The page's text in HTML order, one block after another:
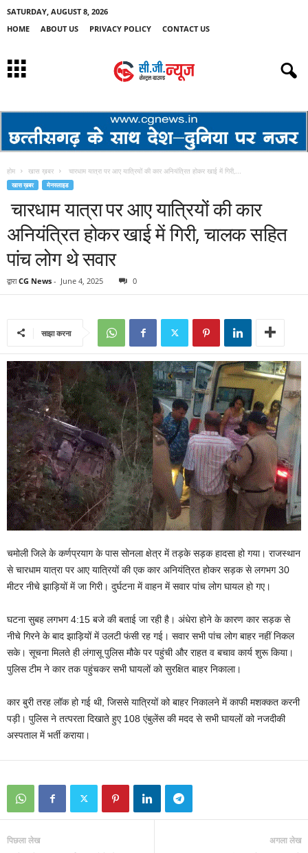
SATURDAY, AUGUST 8, 2026
HOME
ABOUT US PRIVACY POLICY CONTACT US
होम खास ख़बर चारधाम यात्रा पर आए यात्रियों की कार अनियंत्रित होकर खाई में गिरी,...
खास ख़बर मेनस्लाइड
चारधाम यात्रा पर आए यात्रियों की कार
अनियंत्रित होकर खाई में गिरी, चालक सहित
पांच लोग थे सवार
द्वारा CG News - June 4, 2025 0
साझा करना
चमोली जिले के कर्णप्रयाग के पास सोनला क्षेत्र में तड़के सड़क हादसा हो गया। राजस्थान
से चारधाम यात्रा पर आए यात्रियों की एक कार अनियंत्रित होकर सड़क से लगभग 30
मीटर नीचे झाड़ियों में जा गिरी। दुर्घटना में वाहन में सवार पांच लोग घायल हो गए।
घटना सुबह लगभग 4:15 बजे की बताई जा रही है। अंधेरा होने के कारण कार सड़क से
नीचे गिरने के बाद झाड़ियों में उलटी फंसी रह गई। सवार सभी पांच लोग बाहर नहीं निकल
सके। सूचना मिलते ही लंगासू पुलिस मौके पर पहुंची और राहत व बचाव कार्य शुरू किया।
पुलिस टीम ने कार तक पहुंचकर सभी घायलों को सुरक्षित बाहर निकाला।
कार बुरी तरह लॉक हो गई थी, जिससे यात्रियों को बाहर निकालने में काफी मशक्कत करनी
पड़ी। पुलिस ने तत्परता दिखाते हुए 108 एंबुलेंस की मदद से सभी घायलों को नजदीकी
अस्पताल में भर्ती कराया।
पिछला लेख अगला लेख